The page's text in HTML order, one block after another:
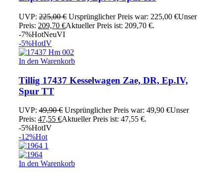
UVP: 225,00€ Ursprünglicher Preis war: 225,00 €Unser
Preis: 209,70 €Aktueller Preis ist: 209,70 €.
-7%HotNeuVI
-5%HotIV
In den Warenkorb
Tillig 17437 Kesselwagen Zae, DR, Ep.IV,
Spur TT
UVP: 49,90€ Ursprünglicher Preis war: 49,90 €Unser
Preis: 47,55 €Aktueller Preis ist: 47,55 €.
-5%HotIV
-12%Hot
In den Warenkorb